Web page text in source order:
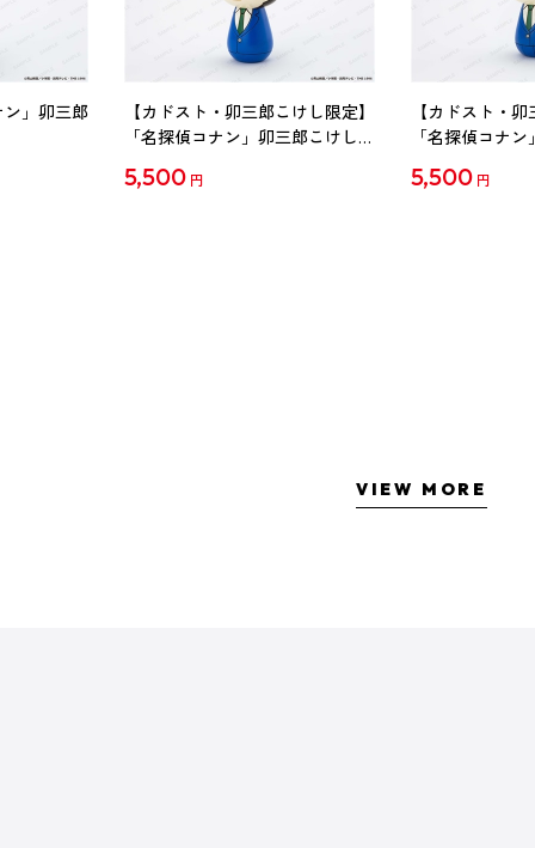
」卯三郎
【カドスト・卯三郎こけし限定】
「名探偵コナン」卯三郎こけし
5,500 円
【カドスト・
「名探偵コナ
5,500 円
VIEW MORE